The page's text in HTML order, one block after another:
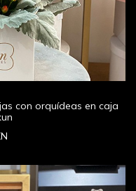
con orquídeas en caja